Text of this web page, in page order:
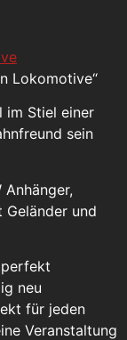
Lokomotive“
im Stiel einer
sein
und
neu
für jeden
Veranstaltung